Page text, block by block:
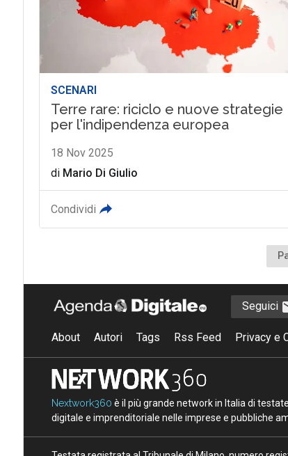
SCENARI
Terre rare: riciclo e nuove strategie
per l'indipendenza europea
18 Nov 2025
di Mario Di Giulio
Condividi
Seguici
About Autori Tags Rss Feed Privacy e
Nextwork360 è il più grande network in Italia di
digitale e imprenditoriale nelle imprese e pubbliche